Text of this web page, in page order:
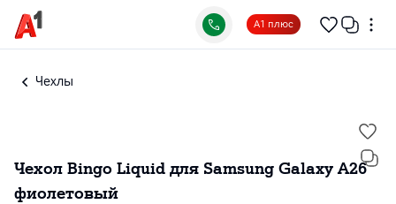
А1 плюс
Чехлы
Чехол Bingo Liquid для Samsung Galaxy A26
фиолетовый